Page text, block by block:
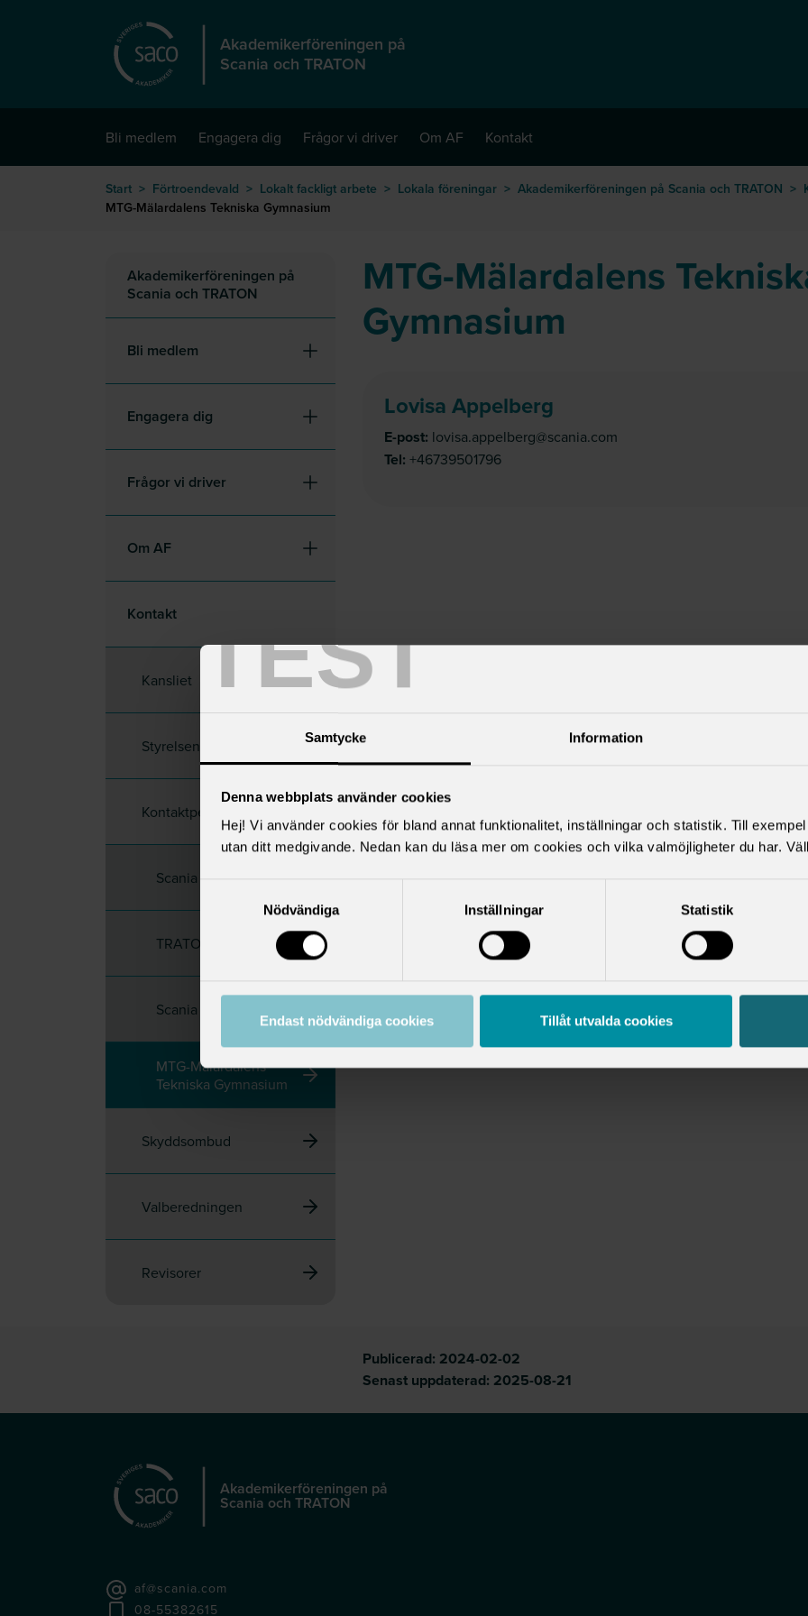
TEST
Samtycke Information
Denna webbplats använder cookies
Hej! Vi använder cookies för bland annat funktionalitet, inställningar och statistik. Till
utan ditt medgivande. Nedan kan du läsa mer om cookies och vilka valmöjligheter du har.
Nödvändiga
Inställningar Statistik
Endast nödvändiga cookies Tillåt utvalda cookies
Akademikerföreningen på
Scania och TRATON
Bli medlem Engagera dig Frågor vi driver Om AF Kontakt
Start > Förtroendevald > Lokalt fackligt arbete > Lokala föreningar > Akademikerföreningen på Scania och TRATON >
MTG-Mälardalens Tekniska Gymnasium
Akademikerföreningen på
Scania och TRATON
Bli medlem
Engagera dig
Frågor vi driver
Om AF
Kontakt
Kansliet
Styrelsen
Kontaktpersoner
Scania
TRATON
Scania Sverige AB
MTG-Mälardalens
Tekniska Gymnasium
Skyddsombud
Valberedningen
Revisorer
MTG-Mälardalens
Gymnasium
Lovisa Appelberg
E-post: lovisa.appelberg@scania.com
Tel: +46739501796
Publicerad: 2024-02-02
Senast uppdaterad: 2025-08-21
Akademikerföreningen på
Scania och TRATON
af@scania.com
08-55382615